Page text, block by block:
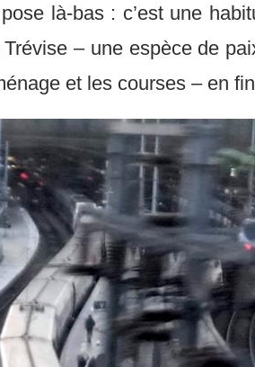
là-bas : c’est une
– une espèce de
et les courses – en